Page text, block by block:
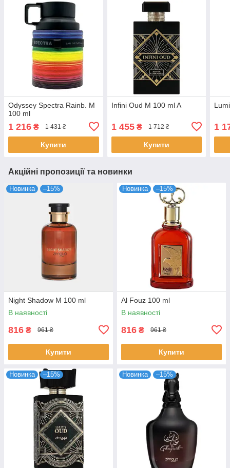
Odyssey Spectra Rainb. M
100 ml
1 216 ₴ 1 431 ₴
Купити
Infini Oud M 100 ml A
1 455₴ 1 712 ₴
Купити
1
Акційні пропозиції та новинки
Новинка –15%
Night Shadow M 100 ml
В наявності
816 ₴ 961 ₴
Купити
Новинка –15%
Al Fouz 100 ml
В наявності
816 ₴ 961 ₴
Купити
Новинка –15% Новинка –15%